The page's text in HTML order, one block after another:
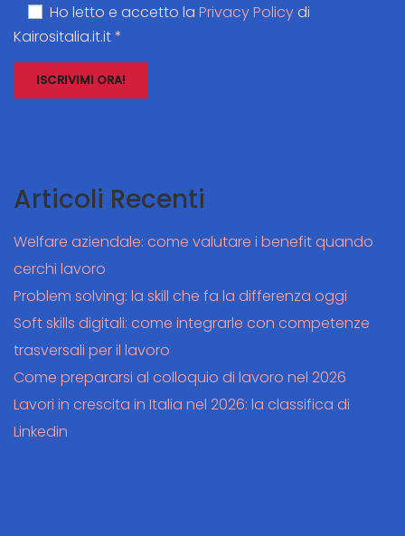
Ho letto e accetto la Privacy Policydi
Kairositalia.it.it *
Articoli Recenti
Welfare aziendale: come valutare i benefit quando
cerchi lavoro
Problem solving: la skill che fa la differenza oggi
Soft skills digitali: come integrarle con competenze
trasversali per il lavoro
Come prepararsi al colloquio di lavoro nel 2026
Lavori in crescita in Italia nel 2026: la classifica di
Linkedin